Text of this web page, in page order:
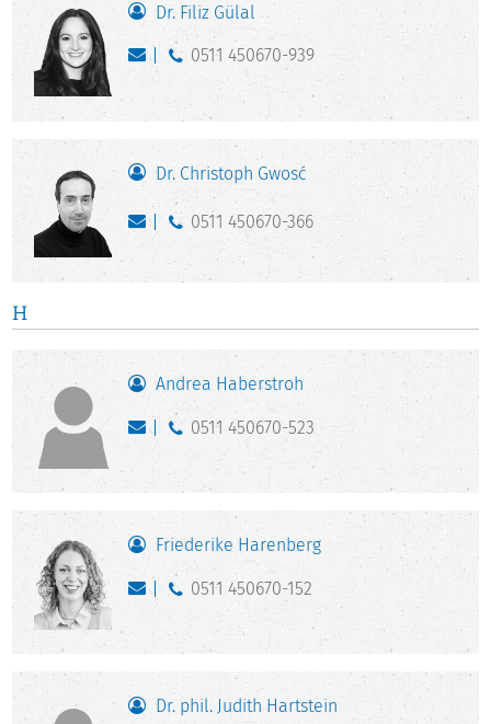
Dr. Filiz Gülal
0511 450670-939
Dr. Christoph Gwosć
0511 450670-366
H
Andrea Haberstroh
0511 450670-523
Friederike Harenberg
0511 450670-152
Dr. phil. Judith Hartstein